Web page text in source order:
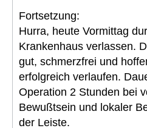
Fortsetzung:
Hurra, heute Vormittag
Krankenhaus verlassen.
gut, schmerzfrei und
erfolgreich verlaufen.
Operation 2 Stunden bei
Bewußtsein und lokaler
der Leiste.